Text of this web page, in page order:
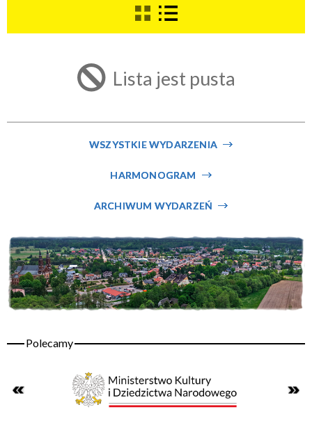
Trwające w zakresie
—
Miejsce
Lista jest pusta
WSZYSTKIE WYDARZENIA
HARMONOGRAM
ARCHIWUM WYDARZEŃ